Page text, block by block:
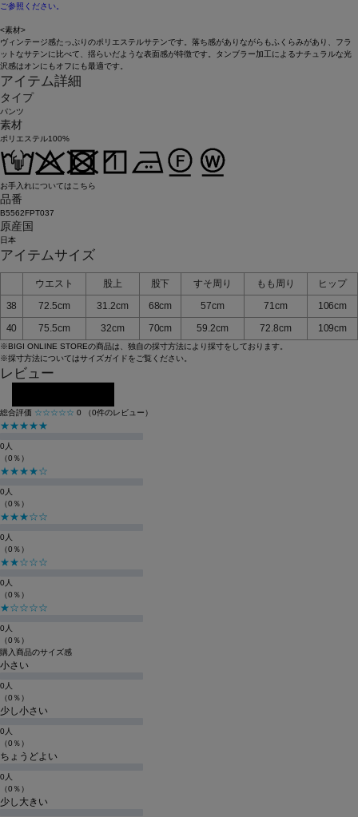
ご参照ください。
<素材>
ヴィンテージ感たっぷりのポリエステルサテンです。落ち感がありながらもふくらみがあり、フラ
ットなサテンに比べて、揺らいだような表面感が特徴です。タンブラー加工によるナチュラルな光
沢感はオンにもオフにも最適です。
アイテム詳細
タイプ
パンツ
素材
ポリエステル100%
お手入れについてはこちら
品番
B5562FPT037
原産国
日本
アイテムサイズ
ウエスト 股上 股下 すそ周り もも周り
ヒップ
38
72.5cm 31.2cm 68cm 57cm 71cm
106cm
40
75.5cm 32cm 70cm 59.2cm 72.8cm 109cm
※BIGI ONLINE STOREの商品は、独自の採寸方法により採寸をしております。
※採寸方法についてはサイズガイドをご覧ください。
レビュー
総合評価 ☆☆☆☆☆ 0 （0件のレビュー）
★★★★★
0人
（0％）
★★★★☆
0人
（0％）
★★★☆☆
0人
（0％）
★★☆☆☆
0人
（0％）
★☆☆☆☆
0人
（0％）
購入商品のサイズ感
小さい
0人
（0％）
少し小さい
0人
（0％）
ちょうどよい
0人
（0％）
少し大きい